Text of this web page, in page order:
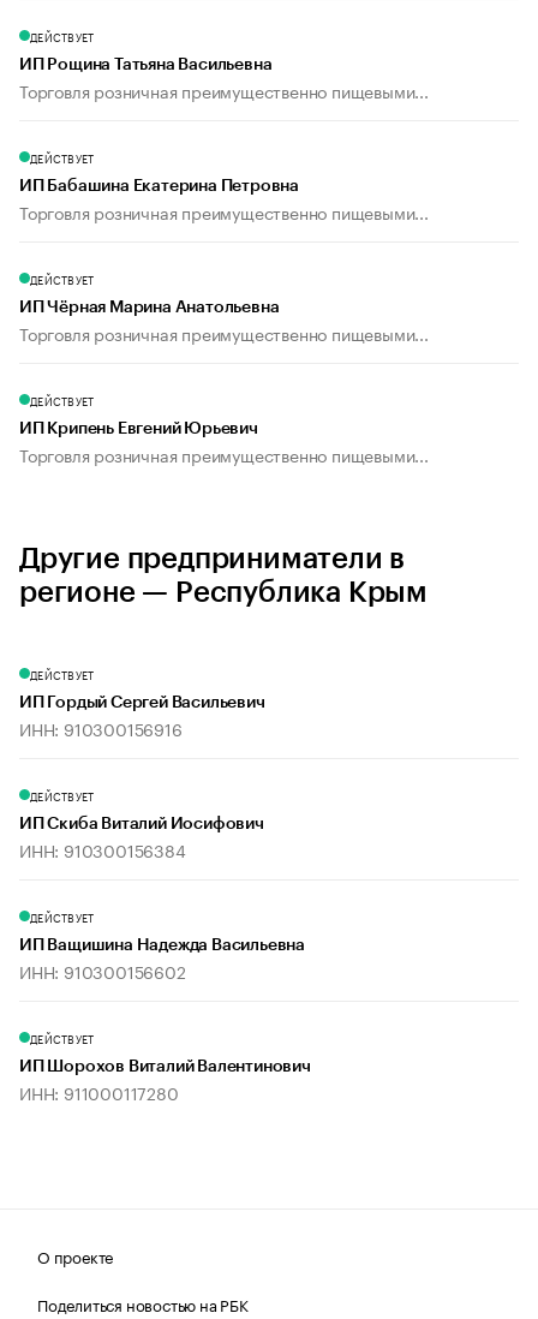
ДЕЙСТВУЕТ
ИП Рощина Татьяна Васильевна
Торговля розничная преимущественно пищевыми...
ДЕЙСТВУЕТ
ИП Бабашина Екатерина Петровна
Торговля розничная преимущественно пищевыми...
ДЕЙСТВУЕТ
ИП Чёрная Марина Анатольевна
Торговля розничная преимущественно пищевыми...
ДЕЙСТВУЕТ
ИП Крипень Евгений Юрьевич
Торговля розничная преимущественно пищевыми...
Другие предприниматели в
регионе — Республика Крым
ДЕЙСТВУЕТ
ИП Гордый Сергей Васильевич
ИНН: 910300156916
ДЕЙСТВУЕТ
ИП Скиба Виталий Иосифович
ИНН: 910300156384
ДЕЙСТВУЕТ
ИП Ващишина Надежда Васильевна
ИНН: 910300156602
ДЕЙСТВУЕТ
ИП Шорохов Виталий Валентинович
ИНН: 911000117280
О проекте
Поделиться новостью на РБК